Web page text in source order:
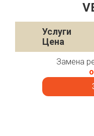
Услуги
Цена
Замена